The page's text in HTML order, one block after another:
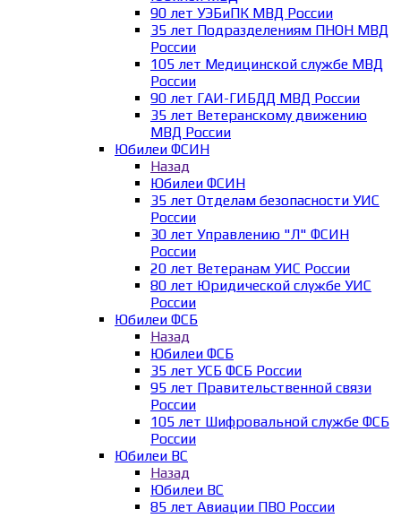
90 лет УЭБиПК МВД России
35 лет Подразделениям ПНОН МВД
России
105 лет Медицинской службе МВД
России
90 лет ГАИ-ГИБДД МВД России
35 лет Ветеранскому движению
МВД России
Юбилеи ФСИН
Назад
Юбилеи ФСИН
35 лет Отделам безопасности УИС
России
30 лет Управлению "Л" ФСИН
России
20 лет Ветеранам УИС России
80 лет Юридической службе УИС
России
Юбилеи ФСБ
Назад
Юбилеи ФСБ
35 лет УСБ ФСБ России
95 лет Правительственной связи
России
105 лет Шифровальной службе ФСБ
России
Юбилеи ВС
Назад
Юбилеи ВС
85 лет Авиации ПВО России